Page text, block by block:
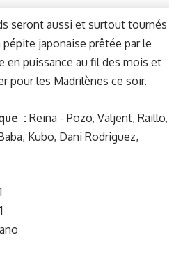
seront aussi et surtout tournés
pépite japonaise prêtée par le
en puissance au fil des mois et
pour les Madrilènes ce soir.
: Reina - Pozo, Valjent, Raillo,
Kubo, Dani Rodriguez,